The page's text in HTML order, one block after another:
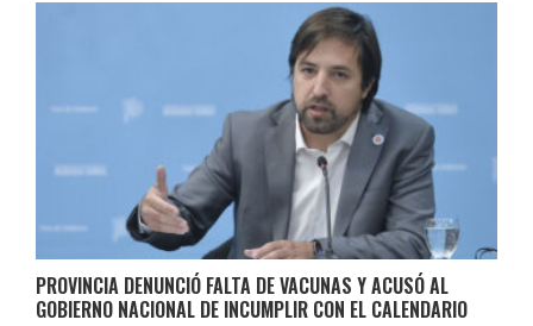
PROVINCIA DENUNCIÓ FALTA DE VACUNAS Y ACUSÓ AL
GOBIERNO NACIONAL DE INCUMPLIR CON EL CALENDARIO